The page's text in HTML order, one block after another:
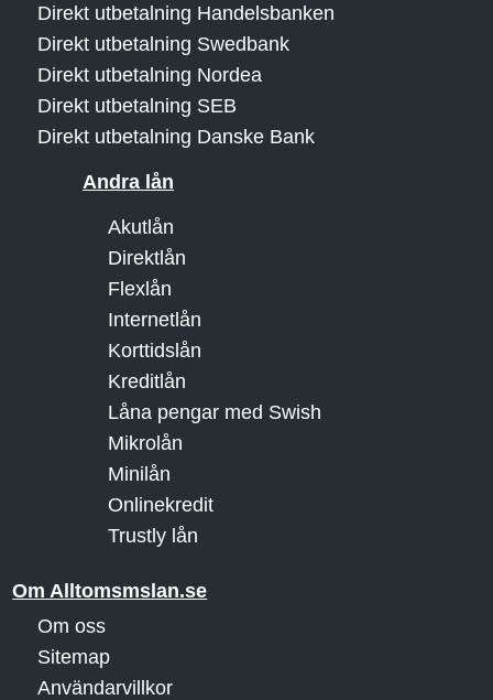
Direkt utbetalning Handelsbanken
Direkt utbetalning Swedbank
Direkt utbetalning Nordea
Direkt utbetalning SEB
Direkt utbetalning Danske Bank
Andra lån
Akutlån
Direktlån
Flexlån
Internetlån
Korttidslån
Kreditlån
Låna pengar med Swish
Mikrolån
Minilån
Onlinekredit
Trustly lån
Om Alltomsmslan.se
Om oss
Sitemap
Användarvillkor